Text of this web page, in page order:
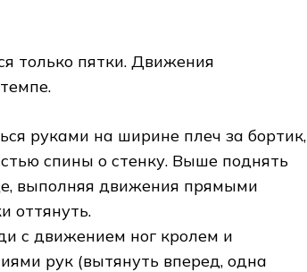
только пятки. Движения
руками на ширине плеч за бортик,
спины о стенку. Выше поднять
выполняя движения прямыми
оттянуть.
с движением ног кролем и
рук (вытянуть вперед, одна